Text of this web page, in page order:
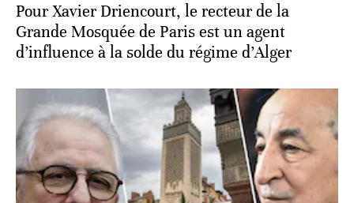
Pour Xavier Driencourt, le recteur de la
Grande Mosquée de Paris est un agent
d’influence à la solde du régime d’Alger